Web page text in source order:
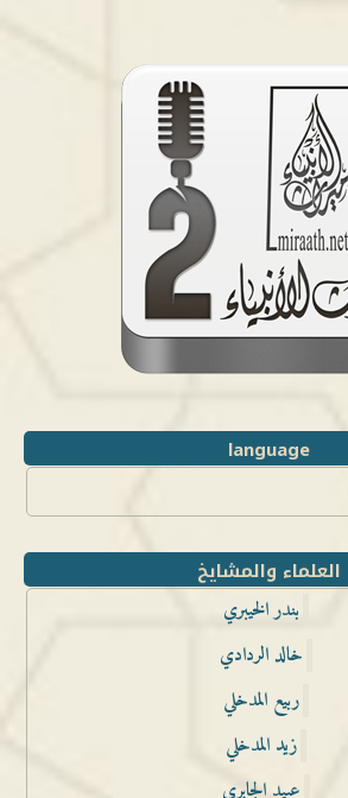
language
العلماء والمشايخ
بندر الخيبري
خالد الردادي
ربيع المدخلي
زيد المدخلي
عبيد الجابري